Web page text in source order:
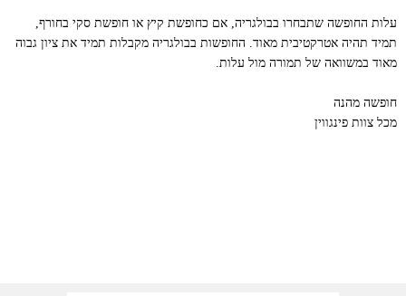
עלות החופשה שתבחרו בבולגריה, אם כחופשת קיץ או חופשת סקי בחורף,
תמיד תהיה אטרקטיבית מאוד. החופשות בבולגריה מקבלות תמיד את ציון גבוה
מאוד במשוואה של תמורה מול עלות.
חופשה מהנה
מכל צוות פינגווין